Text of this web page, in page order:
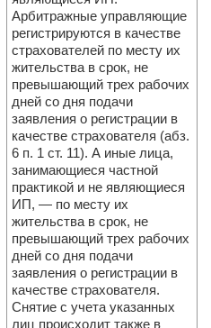
Арбитражные управляющие
регистрируются в качестве
страхователей по месту их
жительства в срок, не
превышающий трех рабочих
дней со дня подачи
заявления о регистрации в
качестве страхователя (абз.
6 п. 1 ст. 11). А иные лица,
занимающиеся частной
практикой и не являющиеся
ИП, — по месту их
жительства в срок, не
превышающий трех рабочих
дней со дня подачи
заявления о регистрации в
качестве страхователя.
Снятие с учета указанных
лиц происходит также в